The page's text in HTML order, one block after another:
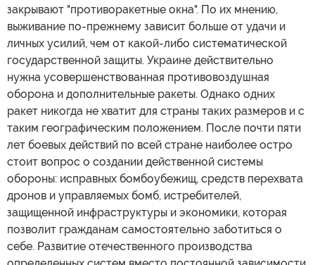
закрывают "противоракетные окна". По их мнению,
выживание по-прежнему зависит больше от удачи и
личных усилий, чем от какой-либо систематической
государственной защиты. Украине действительно
нужна усовершенствованная противовоздушная
оборона и дополнительные ракеты. Однако одних
ракет никогда не хватит для страны таких размеров и с
таким географическим положением. После почти пяти
лет боевых действий по всей стране наиболее остро
стоит вопрос о создании действенной системы
обороны: исправных бомбоубежищ, средств перехвата
дронов и управляемых бомб, истребителей,
защищенной инфраструктуры и экономики, которая
позволит гражданам самостоятельно заботиться о
себе. Развитие отечественного производства